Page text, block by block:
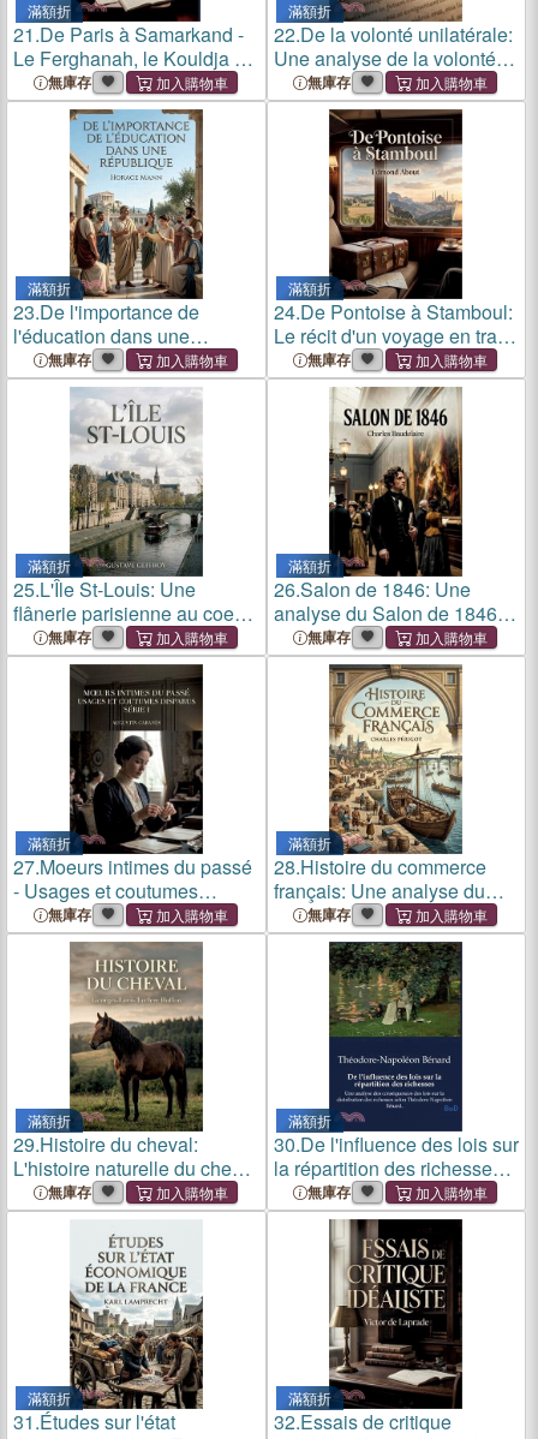
滿額折
21.De Paris à Samarkand -
Le Ferghanah, le Kouldja et
la Sibérie occidentale: Le
récit de voyage d'une
Parisienne en Asie centrale
au XIXe siècle, offran
無庫存
滿額折
22.De la volonté unilatérale:
Une analyse de la volonté
unilatérale comme source
d'obligations en droit romain
et en droit français par René
Worms, explo
無庫存
滿額折
23.De l'importance de
l'éducation dans une
République: L'éducation
comme pilier d'une
république selon Horace
Mann une analyse de
l'importance de l'instr
無庫存
滿額折
24.De Pontoise à Stamboul:
Le récit d'un voyage en train
de Pontoise à
Constantinople par Edmond
無庫存
滿額折
25.L'Île St-Louis: Une
flânerie parisienne au coeur
de l'Île Saint Louis, entre
histoire, art et scènes de vie
無庫存
滿額折
26.Salon de 1846: Une
analyse du Salon de 1846
par Charles Baudelaire,
offrant un aperçu critique de
l'art et de la société de son
époque.
無庫存
滿額折
27.Moeurs intimes du passé
- Usages et coutumes
disparus - Série I: Les
usages et les coutumes
d'autrefois, une exploration
des moeurs intimes du
passé p
無庫存
滿額折
28.Histoire du commerce
français: Une analyse du
développement du
commerce en France,
depuis l'époque gauloise
jusqu'au XIXe siècle
無庫存
滿額折
29.Histoire du cheval:
L'histoire naturelle du cheval
par Buffon découvrez la
noblesse et la domestication
de cet animal à travers les
無庫存
滿額折
30.De l'influence des lois sur
la répartition des richesses:
Une analyse des
conséquences des lois sur
la distribution des richesses
selon Théodore Napol
無庫存
滿額折
31.Études sur l'état
滿額折
32.Essais de critique